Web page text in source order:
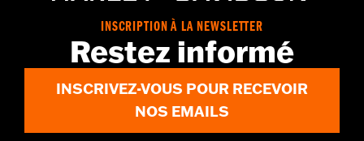
INSCRIPTION À LA NEWSLETTER
Restez informé
INSCRIVEZ-VOUS POUR RECEVOIR
NOS EMAILS